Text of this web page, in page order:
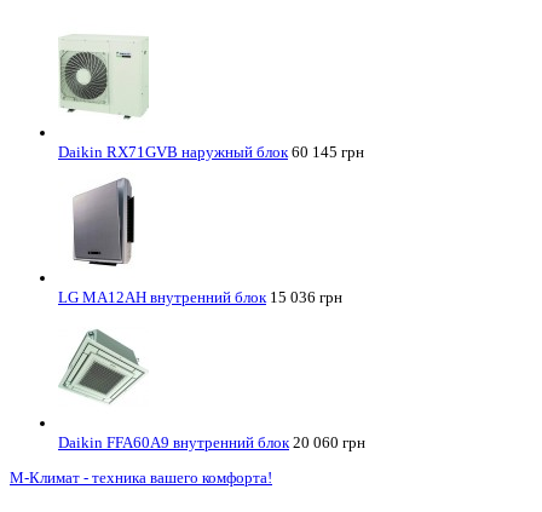
Daikin RX71GVB наружный блок 60 145 грн
LG MA12AH внутренний блок 15 036 грн
Daikin FFA60A9 внутренний блок 20 060 грн
М-Климат - техника вашего комфорта!